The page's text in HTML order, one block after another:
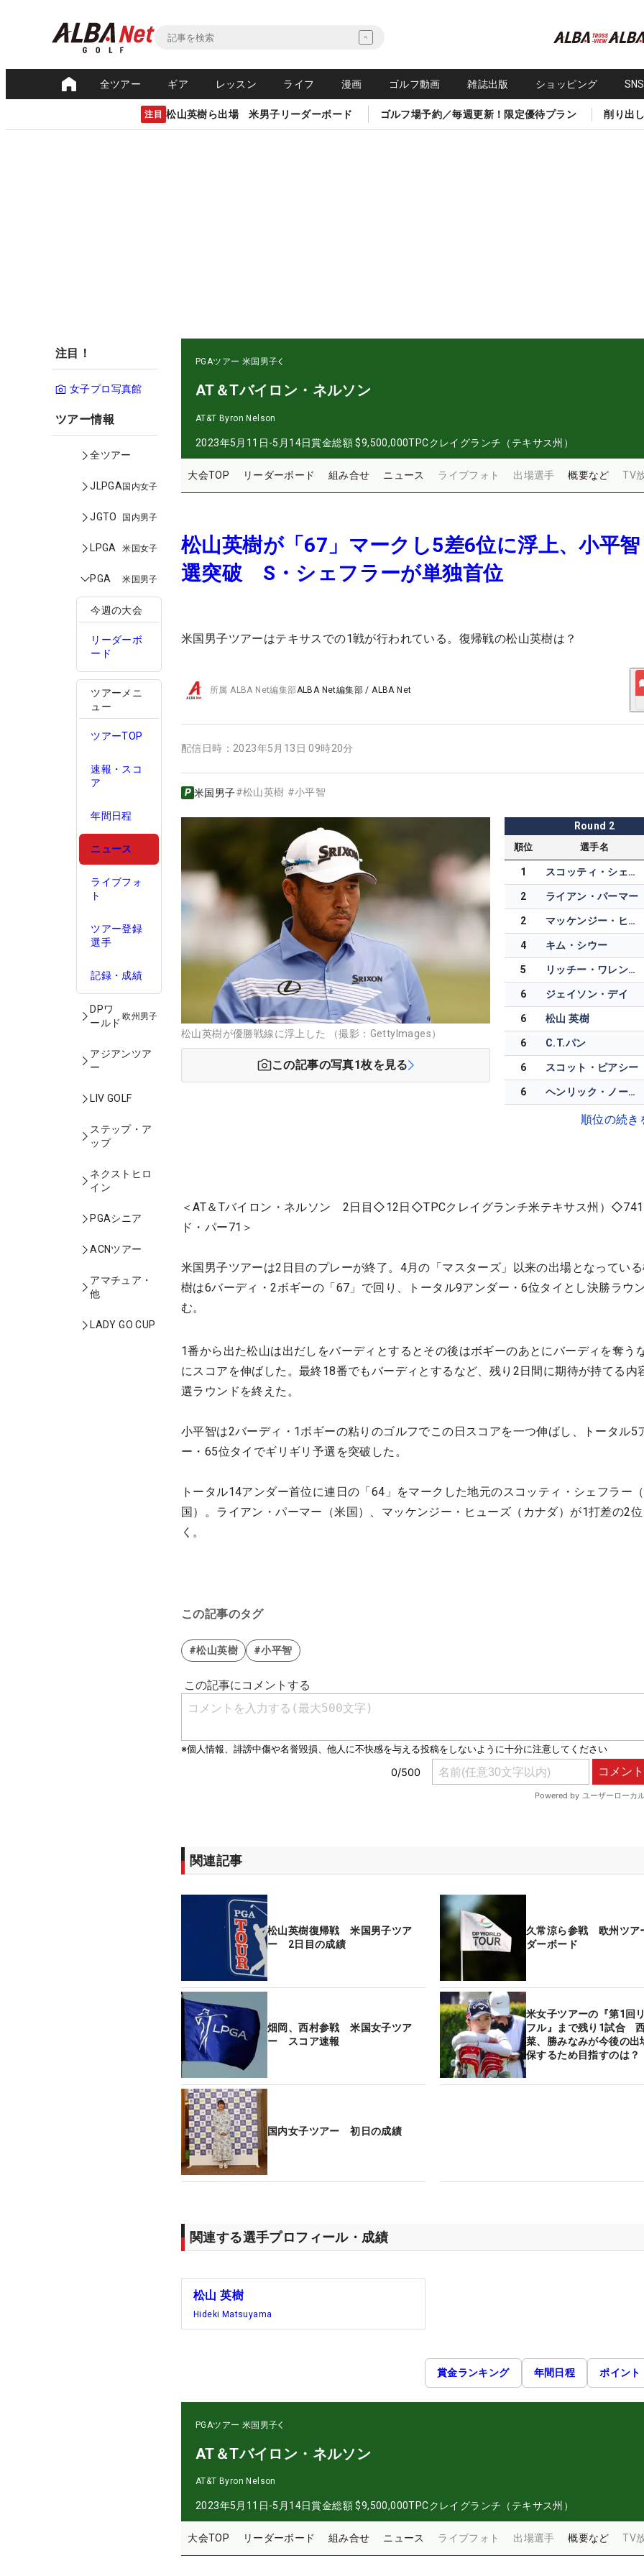
全ツアー ギア レッスン ライフ 漫画 ゴルフ動画 雑誌出版 ショッピング
注目 松山英樹ら出場 米男子リーダーボード ゴルフ場予約／毎週更新！限定優待プラン 削り出
注目！
女子プロ写真館
ツアー情報
全ツアー
JLPGA国内女子
JGTO 国内男子
LPGA 米国女子
PGA 米国男子
今週の大会
リーダーボ
ード
ツアーメニ
ュー
ツアーTOP
速報・スコ
ア
年間日程
ニュース
ライブフォ
ト
ツアー登録
選手
記録・成績
DPワ
ールド
欧州男子
アジアンツア
ー
LIV GOLF
ステップ・ア
ップ
ネクストヒロ
イン
PGAシニア
ACNツアー
アマチュア・
他
LADY GO CUP
PGAツアー 米国男子
AT＆Tバイロン・ネルソン
AT&T Byron Nelson
2023年5月11日-5月14日賞金総額 $9,500,000TPCクレイグランチ（テキサス州）
大会TOP リーダーボード 組み合せ ニュース ライブフォト 出場選手 概要など TV
松山英樹が「67」マークし5差6位に浮上、小平
選突破 S・シェフラーが単独首位
米国男子ツアーはテキサスでの1戦が行われている。復帰戦の松山英樹は？
所属ALBA Net編集部ALBA Net編集部 /ALBA Net
配信日時： 2023年5月13日 09時20分
米国男子#松山英樹 #小平智
松山英樹が優勝戦線に浮上した （撮影：GettyImages）
この記事の写真1枚を見る
Round 2
順位 選手名
1 スコッティ・シェフラー
2 ライアン・パーマー
2 マッケンジー・ヒューズ
4 キム・シウー
5 リッチー・ワレンスキー
6 ジェイソン・デイ
6 松山 英樹
6 C.T.パン
6 スコット・ピアシー
6 ヘンリック・ノーランダー
順位の続き
＜AT＆Tバイロン・ネルソン 2日目◇12日◇TPCクレイグランチ米テキサス州）
ド・パー71＞
米国男子ツアーは2日目のプレーが終了。4月の「マスターズ」以来の出場となってい
樹は6バーディ・2ボギーの「67」で回り、トータル9アンダー・6位タイとし決勝ラウ
む。
1番から出た松山は出だしをバーディとするとその後はボギーのあとにバーディを奪う
にスコアを伸ばした。最終18番でもバーディとするなど、残り2日間に期待が持てる内
選ラウンドを終えた。
小平智は2バーディ・1ボギーの粘りのゴルフでこの日スコアを一つ伸ばし、トータル5
ー・65位タイでギリギリ予選を突破した。
トータル14アンダー首位に連日の「64」をマークした地元のスコッティ・シェフラー
国）。ライアン・パーマー（米国）、マッケンジー・ヒューズ（カナダ）が1打差の2
く。
この記事のタグ
#松山英樹 #小平智
関連記事
松山英樹復帰戦 米国男子ツア
ー 2日目の成績
久常涼ら参戦 欧州ツア
ダーボード
畑岡、西村参戦 米国女子ツア
ー スコア速報
米女子ツアーの『第1回
フル』まで残り1試合
菜、勝みなみが今後の出
保するため目指すのは？
国内女子ツアー 初日の成績
関連する選手プロフィール・成績
松山 英樹
Hideki Matsuyama
賞金ランキング 年間日程 ポイント
PGAツアー 米国男子
AT＆Tバイロン・ネルソン
AT&T Byron Nelson
2023年5月11日-5月14日賞金総額 $9,500,000TPCクレイグランチ（テキサス州）
大会TOP リーダーボード 組み合せ ニュース ライブフォト 出場選手 概要など TV